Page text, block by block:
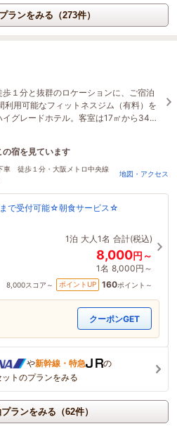
ランをみる（273件）
歩１分と抜群のロケーションに、ご宿泊
利用可能なフィットネスジム（有料）を
イグレードホテル。客室は17㎡から34㎡
たりお過ごしいただけます。※全館禁煙
の宿を見ています
に予約されました
車 徒歩１分・大阪メトロ中央線
地図・アクセス
で受付可能☆朝食サービス☆
1泊 大人1名 合計(税込)
8,000円～
1名 8,000円～
8,000スコア～ ポイントUP 160ポイント～
クーポンGET
や新幹線・特急
の
トのプランをみる
ランをみる（62件）